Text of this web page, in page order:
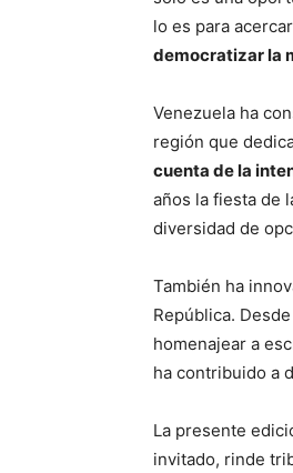
lo es para
democratizar la
Venezuela ha
región que
cuenta de la
años la fiesta de
diversidad de
También ha
República.
homenajear a
ha contribuido a
La presente
invitado, rinde